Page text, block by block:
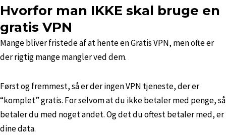
Hvorfor man IKKE skal bruge en
gratis VPN
Mange bliver fristede af at hente en Gratis VPN, men ofte er
der rigtig mange mangler ved dem.
Først og fremmest, så er der ingen VPN tjeneste, der er
“komplet” gratis. For selvom at du ikke betaler med penge, så
betaler du med noget andet. Og det du oftest betaler med, er
dine data.